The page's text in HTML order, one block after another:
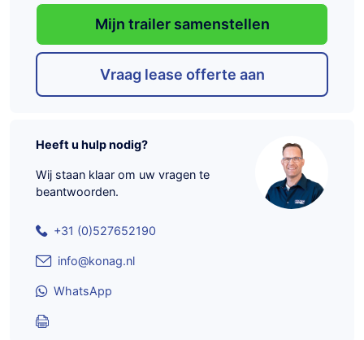
Mijn trailer samenstellen
Vraag lease offerte aan
Heeft u hulp nodig?
Wij staan klaar om uw vragen te
beantwoorden.
+31 (0)527652190
info@konag.nl
WhatsApp